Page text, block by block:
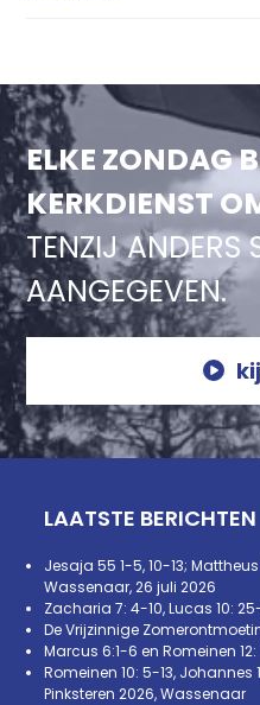
ELKE ZONDAG
KERKDIENST
TENZIJ ANDERS
AANGEGEVEN.
LAATSTE BERICHTEN
Jesaja 55 1-5, 10-13;
Wassenaar, 26 juli 2026
Zacharia 7: 4-10, Lucas 10:
De Vrijzinnige
Marcus 6:1-6 en Romeinen
Romeinen 10: 5-13, Johannes
Pinksteren 2026, Wassenaar